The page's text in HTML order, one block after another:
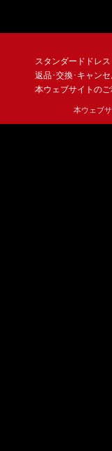
スタンダードドレス
返品･交換･キャン
本ウェブサイトの
本ウェブ